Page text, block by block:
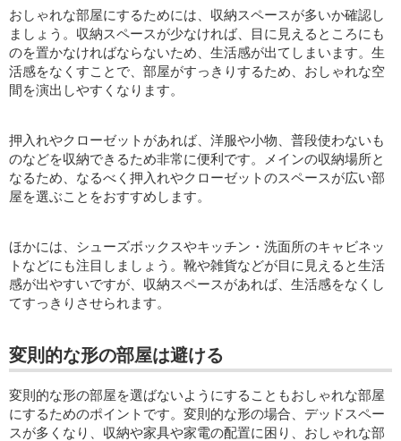
おしゃれな部屋にするためには、収納スペースが多いか確認し
ましょう。収納スペースが少なければ、目に見えるところにも
のを置かなければならないため、生活感が出てしまいます。生
活感をなくすことで、部屋がすっきりするため、おしゃれな空
間を演出しやすくなります。
押入れやクローゼットがあれば、洋服や小物、普段使わないも
のなどを収納できるため非常に便利です。メインの収納場所と
なるため、なるべく押入れやクローゼットのスペースが広い部
屋を選ぶことをおすすめします。
ほかには、シューズボックスやキッチン・洗面所のキャビネッ
トなどにも注目しましょう。靴や雑貨などが目に見えると生活
感が出やすいですが、収納スペースがあれば、生活感をなくし
てすっきりさせられます。
変則的な形の部屋は避ける
変則的な形の部屋を選ばないようにすることもおしゃれな部屋
にするためのポイントです。変則的な形の場合、デッドスペー
スが多くなり、収納や家具や家電の配置に困り、おしゃれな部